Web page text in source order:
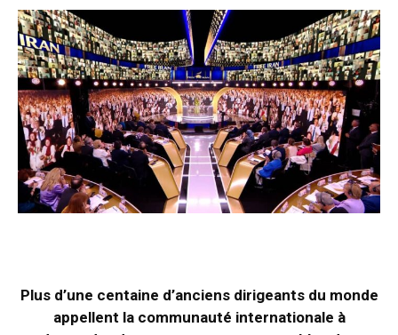
Plus d’une centaine d’anciens dirigeants du monde
appellent la communauté internationale à